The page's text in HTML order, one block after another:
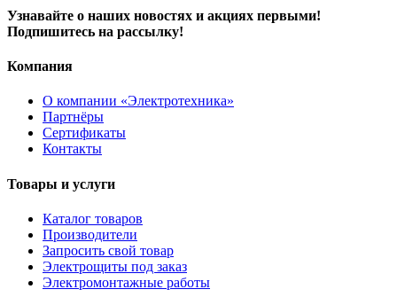
Узнавайте о наших новостях и акциях первыми!
Подпишитесь на рассылку!
Компания
О компании «Электротехника»
Партнёры
Сертификаты
Контакты
Товары и услуги
Каталог товаров
Производители
Запросить свой товар
Электрощиты под заказ
Электромонтажные работы